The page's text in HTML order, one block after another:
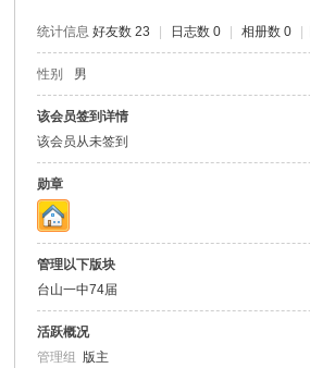
统计信息 好友数 23 日志数 0 相册数 0
性别 男
该会员签到详情
该会员从未签到
勋章
管理以下版块
台山一中74届
活跃概况
管理组 版主